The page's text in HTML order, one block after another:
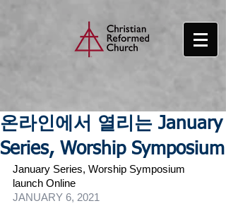
온라인에서 열리는 January
Series, Worship Symposium
January Series, Worship Symposium
launch Online
JANUARY 6, 2021